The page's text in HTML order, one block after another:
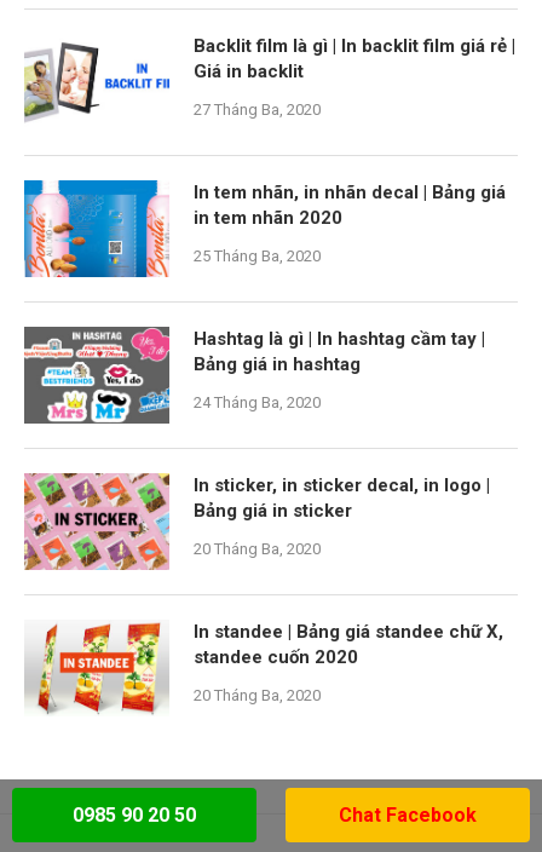
Backlit film là gì | In backlit film giá rẻ |
Giá in backlit
27 Tháng Ba, 2020
In tem nhãn, in nhãn decal | Bảng giá
in tem nhãn 2020
25 Tháng Ba, 2020
Hashtag là gì | In hashtag cầm tay |
Bảng giá in hashtag
24 Tháng Ba, 2020
In sticker, in sticker decal, in logo |
Bảng giá in sticker
20 Tháng Ba, 2020
In standee | Bảng giá standee chữ X,
standee cuốn 2020
20 Tháng Ba, 2020
0985 90 20 50 Chat Facebook